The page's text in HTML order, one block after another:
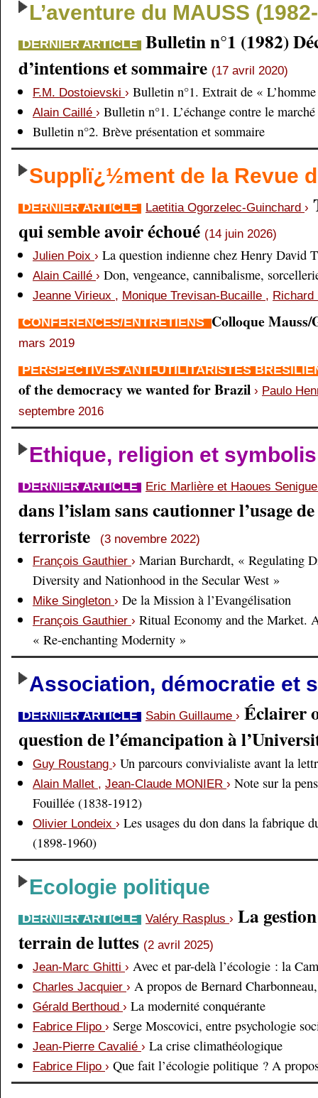
L’aventure du MAUSS
DERNIER ARTICLE Bulletin n°1 (1982)
d’intentions et sommaire (17 avril 2020)
F.M. Dostoievski › Bulletin n°1. Extrait de «
Alain Caillé › Bulletin n°1. L’échange contre le marché
Bulletin n°2. Brève présentation et sommaire
Supplï¿½ment de la Revue
DERNIER ARTICLE Laetitia Ogorzelec-Guinchard ›
qui semble avoir échoué (14 juin 2026)
Julien Poix › La question indienne chez Henry David
Alain Caillé › Don, vengeance, cannibalisme,
Jeanne Virieux , Monique Trevisan-Bucaille ,
CONFÉRENCES/ENTRETIENS Colloque
mars 2019
PERSPECTIVES ANTI-UTILITARISTES
of the democracy we wanted for Brazil › Paulo
septembre 2016
Ethique, religion et
DERNIER ARTICLE Eric Marlière et Haoues
dans l’islam sans cautionner l’usage
terroriste
(3 novembre 2022)
François Gauthier › Marian Burchardt, « Regulating
Diversity and Nationhood in the Secular West »
Mike Singleton › De la Mission à l’Evangélisation
François Gauthier › Ritual Economy and the Market.
« Re-enchanting Modernity »
Association, démocratie et
DERNIER ARTICLE Sabin Guillaume › Éclairer
question de l’émancipation à
Guy Roustang › Un parcours convivialiste avant la
Alain Mallet , Jean-Claude MONIER › Note sur la
Fouillée (1838-1912)
Olivier Londeix › Les usages du don dans la fabrique
(1898-1960)
Ecologie politique
DERNIER ARTICLE Valéry Rasplus › La
terrain de luttes (2 avril 2025)
Jean-Marc Ghitti › Avec et par-delà l’écologie : la
Charles Jacquier › A propos de Bernard
Gérald Berthoud › La modernité conquérante
Fabrice Flipo › Serge Moscovici, entre psychologie
Jean-Pierre Cavalié › La crise climathéologique
Fabrice Flipo › Que fait l’écologie politique ? A